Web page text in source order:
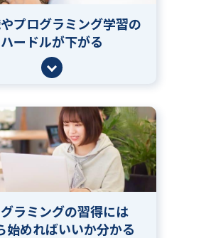
プログラミング学習の
ハードルが下がる
ラミングの習得には
始めればいいか分かる